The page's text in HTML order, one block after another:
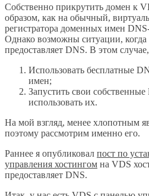
Собственно прикрутить домен к
образом, как на обычный,
регистратора доменных имен
Однако возможны ситуации,
предоставляет DNS. В этом
Использовать бесплатные
имен;
Запустить свои
использовать их.
На мой взгляд, менее хлопотным
поэтому рассмотрим именно его.
Раннее я опубликовал пост по
управления хостингом на VDS
предоставляет DNS.